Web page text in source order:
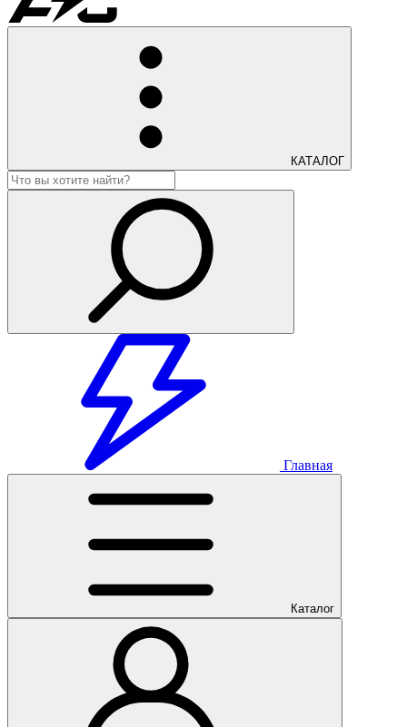
КАТАЛОГ
Главная
Каталог